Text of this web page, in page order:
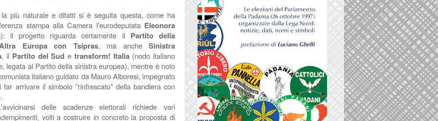
più naturale e difatti si è seguita questa, come ha
stampa alla Camera l'eurodeputata Eleonora
il progetto riguarda certamente il Partito della
Europa con Tsipras, ma ancheSinistra
, il Partito del Sud e transform! Italia(nodo italiano
legata al Partito della sinistra europea), mentre è noto
italiano guidato da Mauro Alboresi, impegnato
arrivare il simbolo "rinfrescato" della bandiera con
delle scadenze elettorali richiede vari
volti a costruire in concreto la proposta di